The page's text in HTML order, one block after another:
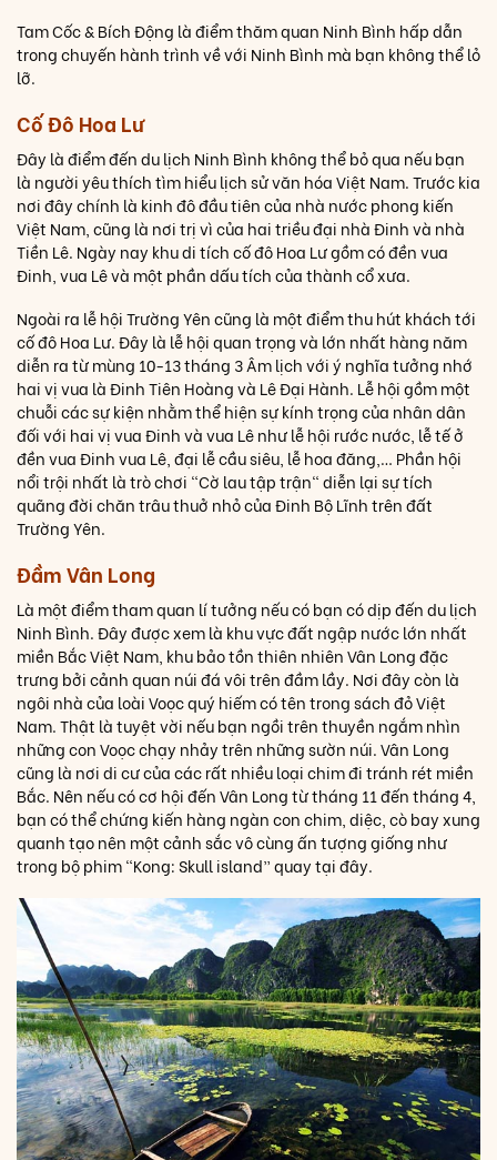
Tam Cốc & Bích Động là điểm thăm quan Ninh Bình hấp dẫn
trong chuyến hành trình về với Ninh Bình mà bạn không thể lỏ
lỡ.
Cố Đô Hoa Lư
Đây là điểm đến du lịch Ninh Bình không thể bỏ qua nếu bạn
là người yêu thích tìm hiểu lịch sử văn hóa Việt Nam. Trước kia
nơi đây chính là kinh đô đầu tiên của nhà nước phong kiến
Việt Nam, cũng là nơi trị vì của hai triều đại nhà Đinh và nhà
Tiền Lê. Ngày nay khu di tích cố đô Hoa Lư gồm có đền vua
Đinh, vua Lê và một phần dấu tích của thành cổ xưa.
Ngoài ra lễ hội Trường Yên cũng là một điểm thu hút khách tới
cố đô Hoa Lư. Đây là lễ hội quan trọng và lớn nhất hàng năm
diễn ra từ mùng 10-13 tháng 3 Âm lịch với ý nghĩa tưởng nhớ
hai vị vua là Đinh Tiên Hoàng và Lê Đại Hành. Lễ hội gồm một
chuỗi các sự kiện nhằm thể hiện sự kính trọng của nhân dân
đối với hai vị vua Đinh và vua Lê như lễ hội rước nước, lễ tế ở
đền vua Đinh vua Lê, đại lễ cầu siêu, lễ hoa đăng,… Phần hội
nổi trội nhất là trò chơi "Cờ lau tập trận" diễn lại sự tích
quãng đời chăn trâu thuở nhỏ của Đinh Bộ Lĩnh trên đất
Trường Yên.
Đầm Vân Long
Là một điểm tham quan lí tưởng nếu có bạn có dịp đến du lịch
Ninh Bình. Đây được xem là khu vực đất ngập nước lớn nhất
miền Bắc Việt Nam, khu bảo tồn thiên nhiên Vân Long đặc
trưng bởi cảnh quan núi đá vôi trên đầm lầy. Nơi đây còn là
ngôi nhà của loài Voọc quý hiếm có tên trong sách đỏ Việt
Nam. Thật là tuyệt vời nếu bạn ngồi trên thuyền ngắm nhìn
những con Voọc chạy nhảy trên những sườn núi. Vân Long
cũng là nơi di cư của các rất nhiều loại chim đi tránh rét miền
Bắc. Nên nếu có cơ hội đến Vân Long từ tháng 11 đến tháng 4,
bạn có thể chứng kiến hàng ngàn con chim, diệc, cò bay xung
quanh tạo nên một cảnh sắc vô cùng ấn tượng giống như
trong bộ phim “Kong: Skull island” quay tại đây.